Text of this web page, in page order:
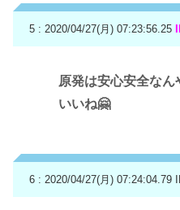
5 : 2020/04/27(月) 07:23:56.25
原発は安心安全なん
いいね🤗
6 : 2020/04/27(月) 07:24:04.79